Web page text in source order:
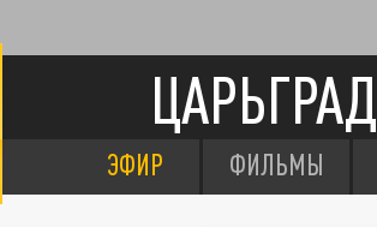
ЦАРЬГРАД
ЭФИР ФИЛЬМЫ